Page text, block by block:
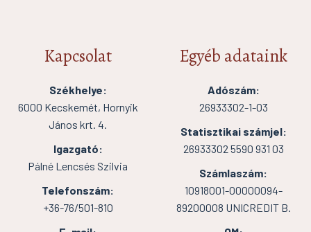
Kapcsolat
Székhelye:
6000 Kecskemét, Hornyik
János krt. 4.
Igazgató:
Pálné Lencsés Szilvia
Telefonszám:
+36-76/501-810
Egyéb adataink
Adószám:
26933302-1-03
Statisztikai számjel:
26933302 5590 931 03
Számlaszám:
10918001-00000094-
89200008 UNICREDIT B.